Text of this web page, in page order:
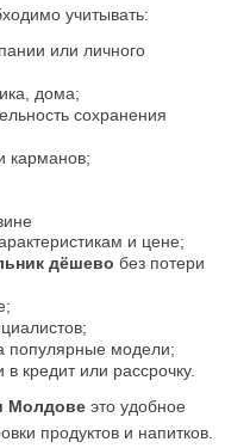
учитывать:
или личного
дома;
сохранения
карманов;
и цене;
дёшево без потери
популярные модели;
кредит или рассрочку.
Молдове это удобное
продуктов и напитков.